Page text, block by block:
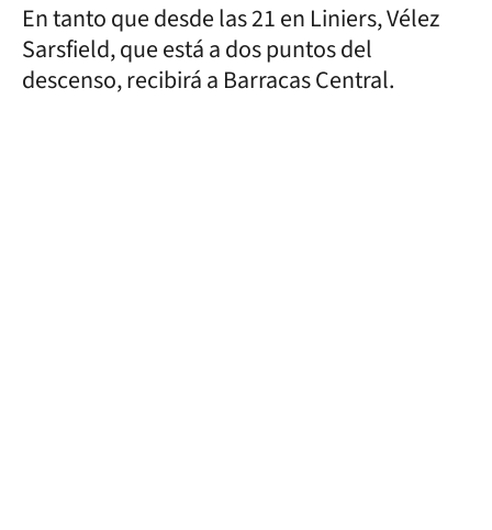
En tanto que desde las 21 en Liniers, Vélez
Sarsfield, que está a dos puntos del
descenso, recibirá a Barracas Central.